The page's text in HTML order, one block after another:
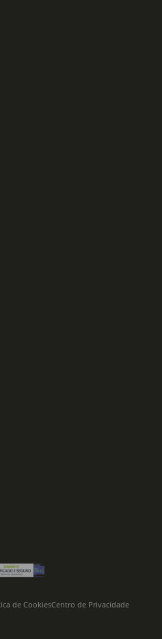
de CookiesCentro de Privacidade